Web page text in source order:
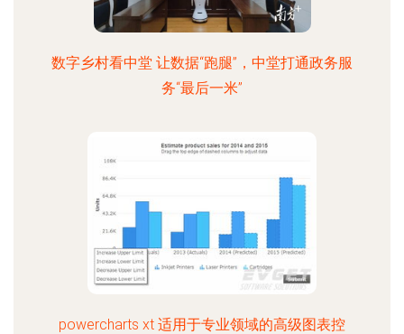
数字乡村看中堂 让数据“跑腿”，中堂打通政务服
务“最后一米”
powercharts xt 适用于专业领域的高级图表控